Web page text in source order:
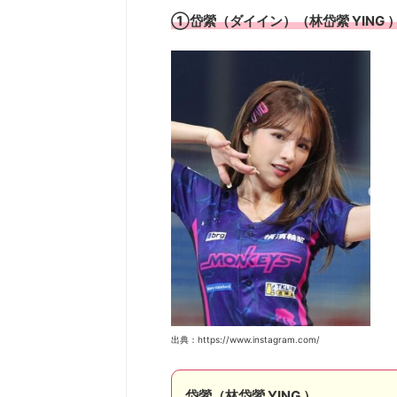
①岱縈（ダイイン）（林岱縈 YING
出典：https://www.instagram.com/